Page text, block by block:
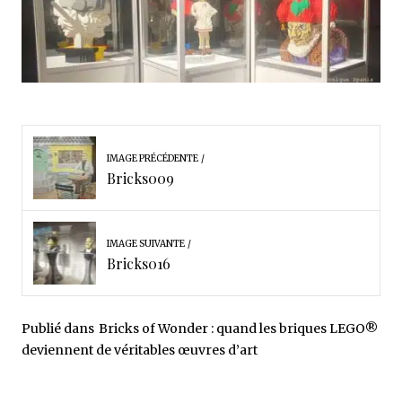
IMAGE PRÉCÉDENTE
Bricks009
IMAGE SUIVANTE
Bricks016
Publié dans Bricks of Wonder : quand les briques LEGO®
deviennent de véritables œuvres d’art